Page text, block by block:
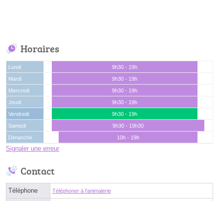
Horaires
Lundi
9h30 - 19h
Mardi
9h30 - 19h
Mercredi
9h30 - 19h
Jeudi
9h30 - 19h
Vendredi
9h30 - 19h
Samedi
9h30 - 19h30
Dimanche
10h - 19h
Signaler une erreur
Contact
Téléphone Téléphoner à l'animalerie